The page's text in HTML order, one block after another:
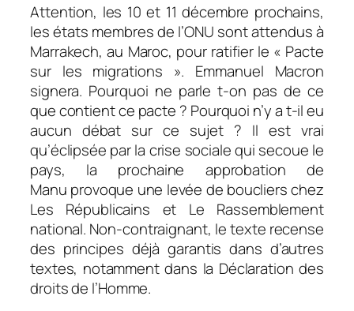
Attention, les 10 et 11 décembre prochains,
les états membres de l’ONU sont attendus à
Marrakech, au Maroc, pour ratifier le « Pacte
sur les migrations ». Emmanuel Macron
signera. Pourquoi ne parle t-on pas de ce
que contient ce pacte ? Pourquoi n’y a t-il eu
aucun débat sur ce sujet ? Il est vrai
qu’éclipsée par la crise sociale qui secoue le
pays, la prochaine approbation de
Manu provoque une levée de boucliers chez
Les Républicains et Le Rassemblement
national. Non-contraignant, le texte recense
des principes déjà garantis dans d’autres
textes, notamment dans la Déclaration des
droits de l’Homme.